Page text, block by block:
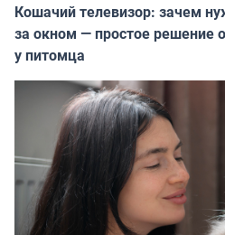
Кошачий телевизор: зачем
за окном — простое решение
у питомца